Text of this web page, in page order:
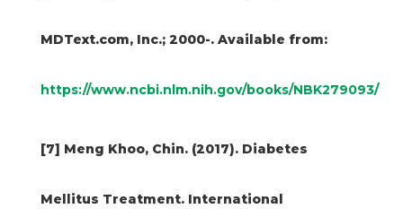
MDText.com, Inc.; 2000-. Available from:
https://www.ncbi.nlm.nih.gov/books/NBK279093/
[7] Meng Khoo, Chin. (2017). Diabetes
Mellitus Treatment. International